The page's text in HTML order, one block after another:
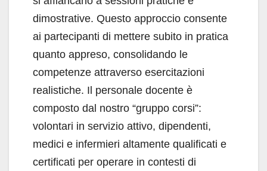
dimostrative. Questo approccio consente
ai partecipanti di mettere subito in pratica
quanto appreso, consolidando le
competenze attraverso esercitazioni
realistiche. Il personale docente è
composto dal nostro “gruppo corsi”:
volontari in servizio attivo, dipendenti,
medici e infermieri altamente qualificati e
certificati per operare in contesti di